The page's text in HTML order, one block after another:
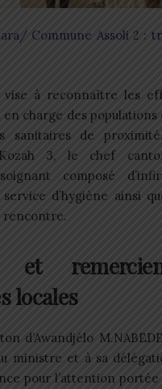
Commune Assoli 2 :
vise à reconnaître les
en charge des
sanitaires de
3, le chef
composé
d’hygiène ainsi
rencontre.
et
locales
d’Awandjélo
ministre et à sa
pour l’attention